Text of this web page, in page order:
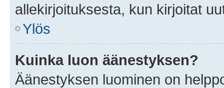
allekirjoituksesta, kun kirjoitat
Ylös
Kuinka luon äänestyksen?
Äänestyksen luominen on